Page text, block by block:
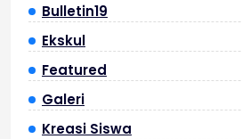
Bulletin19
Ekskul
Featured
Galeri
Kreasi Siswa